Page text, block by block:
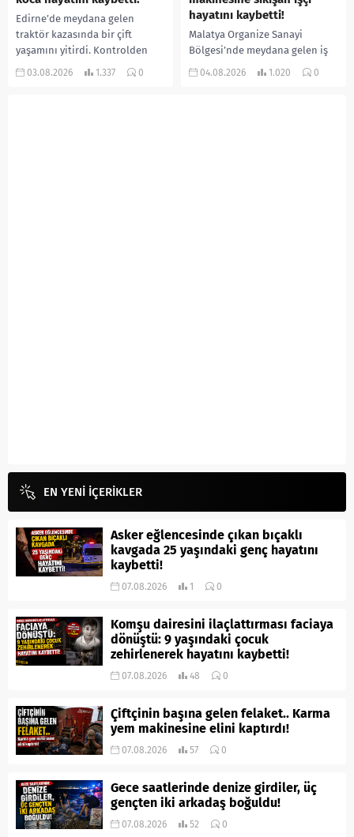
Edirne’de meydana gelen
traktör kazasında bir çift
yaşamını yitirdi. Kontrolden
çıkarak devrilen traktörün
03.08.2026 1.337 0
hayatını kaybetti!
Malatya Organize Sanayi
Bölgesi’nde meydana gelen iş
kazasında, pres makinesine
04.08.2026 1.020 0
EN YENİ İÇERİKLER
Asker eğlencesinde çıkan bıçaklı
kavgada 25 yaşındaki genç hayatını
kaybetti!
07.08.2026 1 0
Komşu dairesini ilaçlattırması faciaya
dönüştü: 9 yaşındaki çocuk
zehirlenerek hayatını kaybetti!
07.08.2026 48 0
Çiftçinin başına gelen felaket.. Karma
yem makinesine elini kaptırdı!
07.08.2026 57 0
Gece saatlerinde denize girdiler, üç
gençten iki arkadaş boğuldu!
07.08.2026 52 0